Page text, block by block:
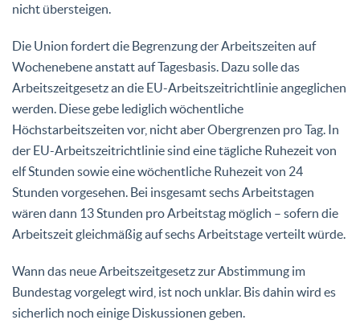
nicht übersteigen.
Die Union fordert die Begrenzung der Arbeitszeiten auf
Wochenebene anstatt auf Tagesbasis. Dazu solle das
Arbeitszeitgesetz an die EU-Arbeitszeitrichtlinie angeglichen
werden. Diese gebe lediglich wöchentliche
Höchstarbeitszeiten vor, nicht aber Obergrenzen pro Tag. In
der EU-Arbeitszeitrichtlinie sind eine tägliche Ruhezeit von
elf Stunden sowie eine wöchentliche Ruhezeit von 24
Stunden vorgesehen. Bei insgesamt sechs Arbeitstagen
wären dann 13 Stunden pro Arbeitstag möglich – sofern die
Arbeitszeit gleichmäßig auf sechs Arbeitstage verteilt würde.
Wann das neue Arbeitszeitgesetz zur Abstimmung im
Bundestag vorgelegt wird, ist noch unklar. Bis dahin wird es
sicherlich noch einige Diskussionen geben.